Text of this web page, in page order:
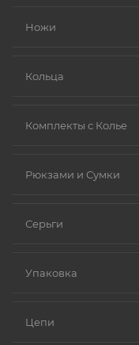
Платина.
Ножи
Кольца
Комплекты с Колье
Рюкзами и Сумки
Серьги
Упаковка
Цепи